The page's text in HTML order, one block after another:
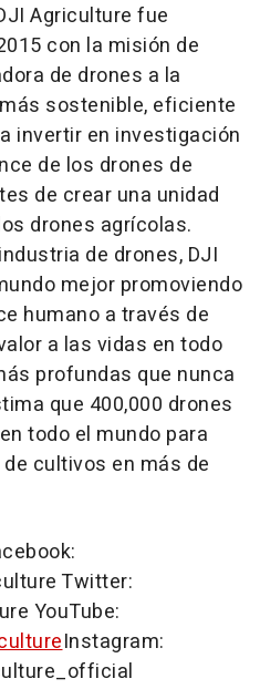
Agriculture fue
con la misión de
de drones a la
sostenible, eficiente
invertir en investigación
de los drones de
de crear una unidad
drones agrícolas.
de drones, DJI
mejor promoviendo
humano a través de
a las vidas en todo
profundas que nunca
que 400,000 drones
todo el mundo para
cultivos en más de
Twitter:
YouTube:
Instagram: